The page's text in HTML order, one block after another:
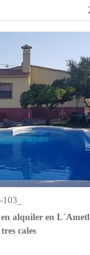
alquiler en
cales